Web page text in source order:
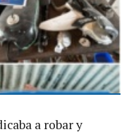
a robar y